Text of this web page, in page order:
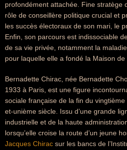
profondément attachée. Fine stratège
rôle de conseillère politique crucial et
les succès électoraux de son mari, le
Enfin, son parcours est indissociable
de sa vie privée, notamment la
pour laquelle elle a fondé la Maison de
Bernadette Chirac, née Bernadette
1933 à Paris, est une figure
sociale française de la fin du
et-unième siècle. Issu d’une grande
industrielle et de la haute
lorsqu’elle croise la route d’un jeune
Jacques Chirac sur les bancs de